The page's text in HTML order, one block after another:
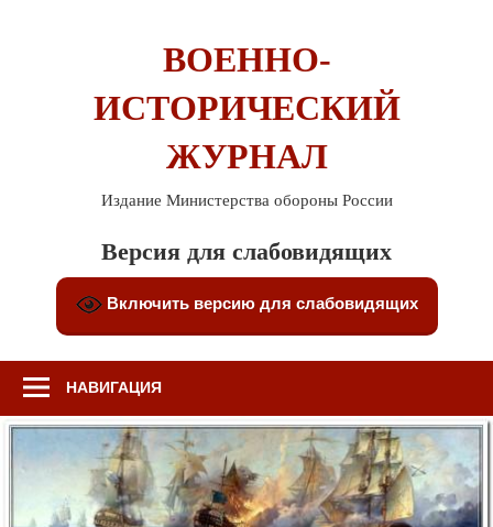
ВОЕННО-
ИСТОРИЧЕСКИЙ
ЖУРНАЛ
Издание Министерства обороны России
Версия для слабовидящих
Включить версию для слабовидящих
НАВИГАЦИЯ